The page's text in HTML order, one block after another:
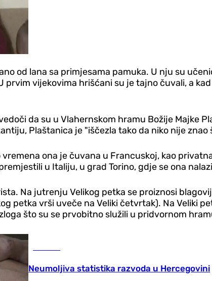
od lana sa primjesama pamuka. U nju su
vijekovima hrišćani su je tajno čuvali, a
da su u Vlahernskom hramu Božije Majke
Plaštanica je "iščezla tako da niko nije
ona je čuvana u Francuskoj, kao
u Italiju, u grad Torino, gdje se ona
Na jutrenju Velikog petka se proiznosi
petka vrši uveče na Veliki četvrtak). Na Veliki
što su se prvobitno služili u pridvornom
Neumoljiva statistika razvoda u Hercegovini